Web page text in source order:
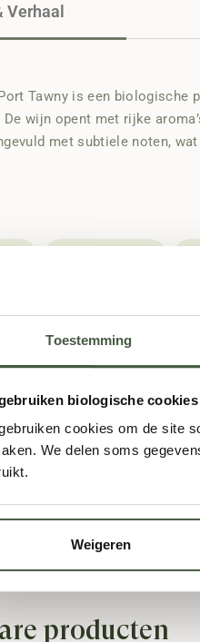
Toestemming
biologische cookies
cookies om de site
We delen soms
Weigeren
Verhaal
Tawny is een biologische
wijn opent met rijke
met subtiele noten,
Jouw
zijn we altijd op zoek naar
Vallei in Portugal, is dit
het roer, en met Oscar en
Biologische
de nadruk op
producten